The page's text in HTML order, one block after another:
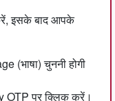
इसके बाद आपके
चुननी होगी
OTP पर क्लिक करें।